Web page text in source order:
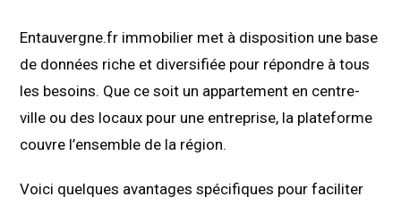
Entauvergne.fr immobilier met à disposition une base
de données riche et diversifiée pour répondre à tous
les besoins. Que ce soit un appartement en centre-
ville ou des locaux pour une entreprise, la plateforme
couvre l’ensemble de la région.
Voici quelques avantages spécifiques pour faciliter